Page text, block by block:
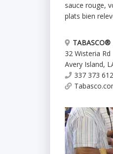
sauce rouge,
plats bien
32 Wisteria Rd
Avery Island,
337 373